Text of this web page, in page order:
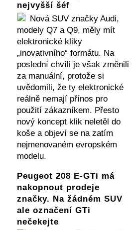
nejvyšší šéf
Nová SUV značky Audi,
modely Q7 a Q9, měly mít
elektronické kliky
„inovativního“ formátu. Na
poslední chvíli je však změnili
za manuální, protože si
uvědomili, že ty elektronické
reálně nemají přínos pro
použití zákazníkem. Přesto
nový koncept klik neletěl do
koše a objeví se na zatím
nejmenovaném evropském
modelu.
Peugeot 208 E-GTi má
nakopnout prodeje
značky. Na žádném SUV
ale označení GTi
nečekejte